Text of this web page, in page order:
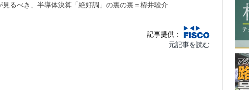
るべき、半導体決算「絶好調」の裏の裏＝栫井駿介
記事提供：
元記事を読む